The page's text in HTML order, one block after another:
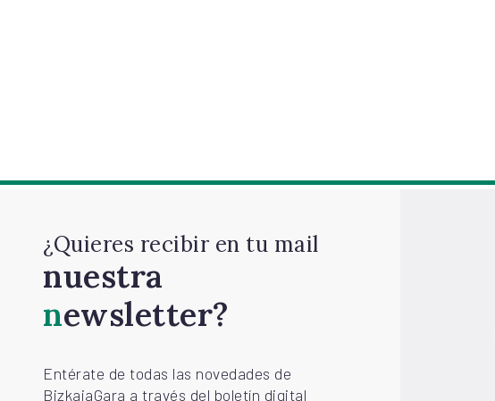
¿Quieres recibir en tu mail
nuestra
newsletter?
Entérate de todas las novedades de
BizkaiaGara a través del boletín digital